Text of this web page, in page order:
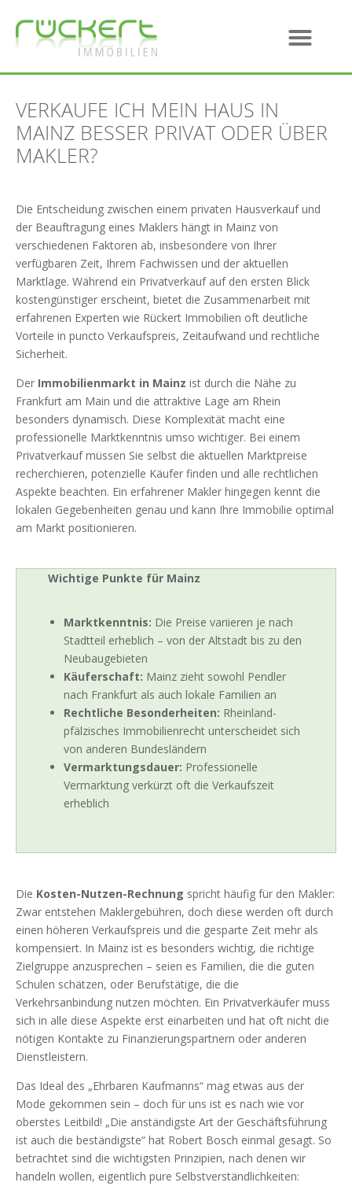
VERKAUFE ICH MEIN HAUS IN
MAINZ BESSER PRIVAT ODER ÜBER
MAKLER?
Die Entscheidung zwischen einem privaten Hausverkauf und
der Beauftragung eines Maklers hängt in Mainz von
verschiedenen Faktoren ab, insbesondere von Ihrer
verfügbaren Zeit, Ihrem Fachwissen und der aktuellen
Marktlage. Während ein Privatverkauf auf den ersten Blick
kostengünstiger erscheint, bietet die Zusammenarbeit mit
erfahrenen Experten wie Rückert Immobilien oft deutliche
Vorteile in puncto Verkaufspreis, Zeitaufwand und rechtliche
Sicherheit.
Der Immobilienmarkt in Mainz ist durch die Nähe zu
Frankfurt am Main und die attraktive Lage am Rhein
besonders dynamisch. Diese Komplexität macht eine
professionelle Marktkenntnis umso wichtiger. Bei einem
Privatverkauf müssen Sie selbst die aktuellen Marktpreise
recherchieren, potenzielle Käufer finden und alle rechtlichen
Aspekte beachten. Ein erfahrener Makler hingegen kennt die
lokalen Gegebenheiten genau und kann Ihre Immobilie optimal
am Markt positionieren.
Wichtige Punkte für Mainz
Marktkenntnis: Die Preise variieren je nach
Stadtteil erheblich – von der Altstadt bis zu den
Neubaugebieten
Käuferschaft: Mainz zieht sowohl Pendler
nach Frankfurt als auch lokale Familien an
Rechtliche Besonderheiten: Rheinland-
pfälzisches Immobilienrecht unterscheidet sich
von anderen Bundesländern
Vermarktungsdauer: Professionelle
Vermarktung verkürzt oft die Verkaufszeit
erheblich
Die Kosten-Nutzen-Rechnung spricht häufig für den Makler:
Zwar entstehen Maklergebühren, doch diese werden oft durch
einen höheren Verkaufspreis und die gesparte Zeit mehr als
kompensiert. In Mainz ist es besonders wichtig, die richtige
Zielgruppe anzusprechen – seien es Familien, die die guten
Schulen schätzen, oder Berufstätige, die die
Verkehrsanbindung nutzen möchten. Ein Privatverkäufer muss
sich in alle diese Aspekte erst einarbeiten und hat oft nicht die
nötigen Kontakte zu Finanzierungspartnern oder anderen
Dienstleistern.
Das Ideal des „Ehrbaren Kaufmanns“ mag etwas aus der
Mode gekommen sein – doch für uns ist es nach wie vor
oberstes Leitbild! „Die anständigste Art der Geschäftsführung
ist auch die beständigste“ hat Robert Bosch einmal gesagt. So
betrachtet sind die wichtigsten Prinzipien, nach denen wir
handeln wollen, eigentlich pure Selbstverständlichkeiten: